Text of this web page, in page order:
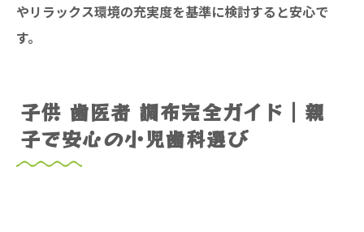
やリラックス環境の充実度を基準に検討すると安心で
す。
子供 歯医者 調布完全ガイド｜親
子で安心の小児歯科選び